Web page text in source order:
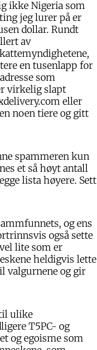
ikke Nigeria som
jeg lurer på er
dollar. Rundt
av
en tusenlapp for
som
virkelig slapt
eller
noen tiere og gitt
spammeren kun
et så høyt antall
lista høyere. Sett
og ens
også sette
lite som er
heldigvis lette
valgurnene og gir
ulike
T5PC- og
og egoisme som